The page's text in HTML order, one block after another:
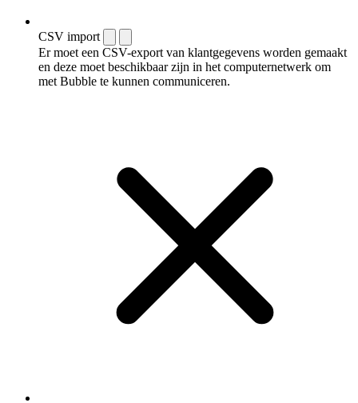
CSV import
Er moet een CSV-export van klantgegevens worden gemaakt
en deze moet beschikbaar zijn in het computernetwerk om
met Bubble te kunnen communiceren.